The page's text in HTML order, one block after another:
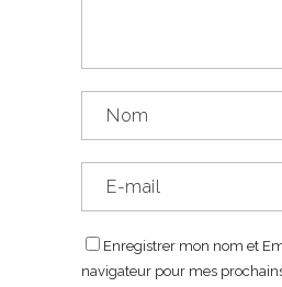
Enregistrer mon nom et
navigateur pour mes